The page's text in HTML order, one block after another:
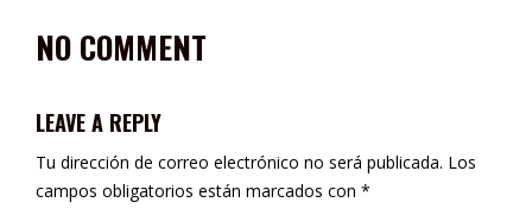
NO COMMENT
LEAVE A REPLY
Tu dirección de correo electrónico no será publicada. Los
campos obligatorios están marcados con *